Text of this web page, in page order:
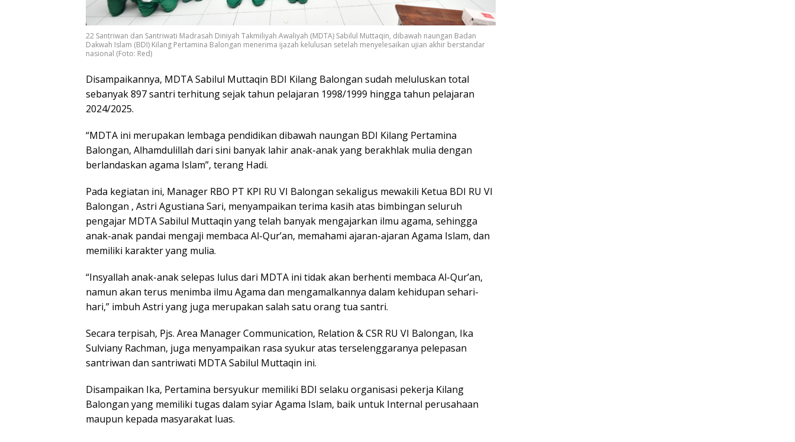
22 Santriwan dan Santriwati Madrasah Diniyah Takmiliyah Awaliyah (MDTA) Sabilul Muttaqin, dibawah naungan Badan
Dakwah Islam (BDI) Kilang Pertamina Balongan menerima ijazah kelulusan setelah menyelesaikan ujian akhir berstandar
nasional (Foto: Red)
Disampaikannya, MDTA Sabilul Muttaqin BDI Kilang Balongan sudah meluluskan total
sebanyak 897 santri terhitung sejak tahun pelajaran 1998/1999 hingga tahun pelajaran
2024/2025.
“MDTA ini merupakan lembaga pendidikan dibawah naungan BDI Kilang Pertamina
Balongan, Alhamdulillah dari sini banyak lahir anak-anak yang berakhlak mulia dengan
berlandaskan agama Islam”, terang Hadi.
Pada kegiatan ini, Manager RBO PT KPI RU VI Balongan sekaligus mewakili Ketua BDI RU VI
Balongan , Astri Agustiana Sari, menyampaikan terima kasih atas bimbingan seluruh
pengajar MDTA Sabilul Muttaqin yang telah banyak mengajarkan ilmu agama, sehingga
anak-anak pandai mengaji membaca Al-Qur’an, memahami ajaran-ajaran Agama Islam, dan
memiliki karakter yang mulia.
“Insyallah anak-anak selepas lulus dari MDTA ini tidak akan berhenti membaca Al-Qur’an,
namun akan terus menimba ilmu Agama dan mengamalkannya dalam kehidupan sehari-
hari,” imbuh Astri yang juga merupakan salah satu orang tua santri.
Secara terpisah, Pjs. Area Manager Communication, Relation & CSR RU VI Balongan, Ika
Sulviany Rachman, juga menyampaikan rasa syukur atas terselenggaranya pelepasan
santriwan dan santriwati MDTA Sabilul Muttaqin ini.
Disampaikan Ika, Pertamina bersyukur memiliki BDI selaku organisasi pekerja Kilang
Balongan yang memiliki tugas dalam syiar Agama Islam, baik untuk Internal perusahaan
maupun kepada masyarakat luas.